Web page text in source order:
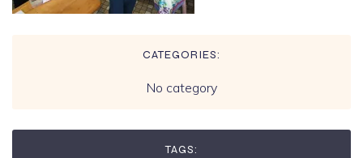
CATEGORIES:
No category
TAGS: